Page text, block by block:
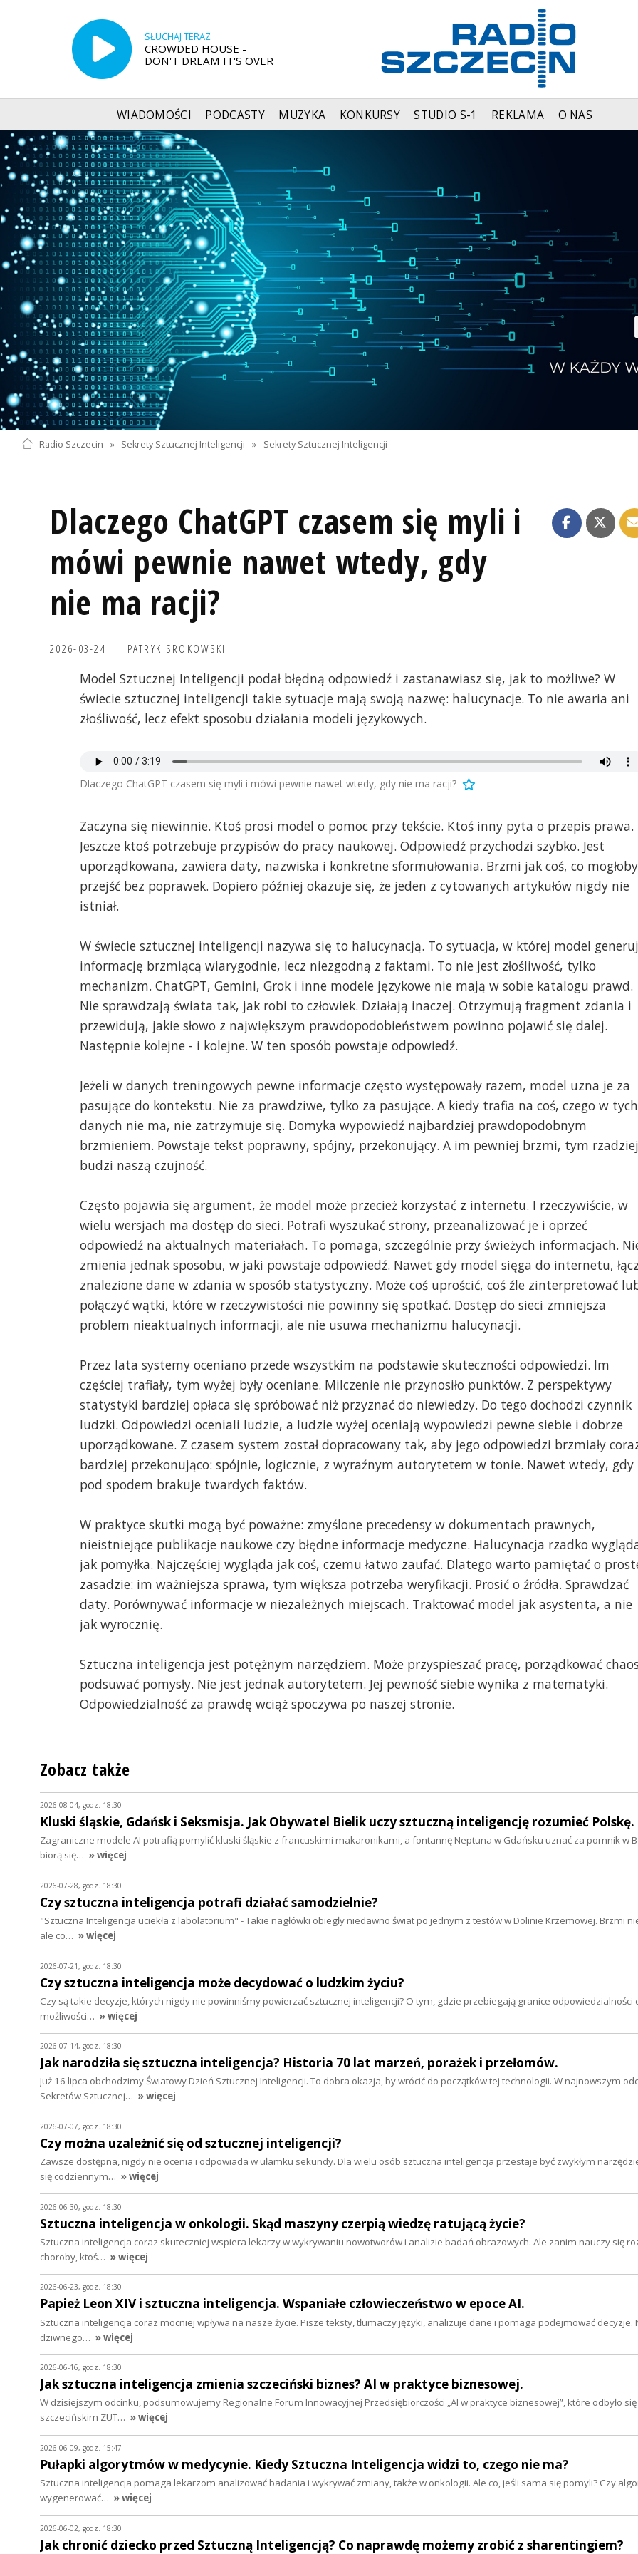
SŁUCHAJ TERAZ
CROWDED HOUSE -
DON'T DREAM IT'S OVER
WIADOMOŚCI PODCASTY MUZYKA KONKURSY STUDIO S-1 REKLAMA O NAS
Radio Szczecin » Sekrety Sztucznej Inteligencji » Sekrety Sztucznej Inteligencji
Dlaczego ChatGPT czasem się myli i
mówi pewnie nawet wtedy, gdy
nie ma racji?
2026-03-24 PATRYK SROKOWSKI
Model Sztucznej Inteligencji podał błędną odpowiedź i zastanawiasz się, jak to możliwe? W
świecie sztucznej inteligencji takie sytuacje mają swoją nazwę: halucynacje. To nie awaria ani
złośliwość, lecz efekt sposobu działania modeli językowych.
Dlaczego ChatGPT czasem się myli i mówi pewnie nawet wtedy, gdy nie ma racji?
Zaczyna się niewinnie. Ktoś prosi model o pomoc przy tekście. Ktoś inny pyta o przepis prawa.
Jeszcze ktoś potrzebuje przypisów do pracy naukowej. Odpowiedź przychodzi szybko. Jest
uporządkowana, zawiera daty, nazwiska i konkretne sformułowania. Brzmi jak coś, co mogłoby
przejść bez poprawek. Dopiero później okazuje się, że jeden z cytowanych artykułów nigdy nie
istniał.
W świecie sztucznej inteligencji nazywa się to halucynacją. To sytuacja, w której model
informację brzmiącą wiarygodnie, lecz niezgodną z faktami. To nie jest złośliwość, tylko
mechanizm. ChatGPT, Gemini, Grok i inne modele językowe nie mają w sobie katalogu prawd.
Nie sprawdzają świata tak, jak robi to człowiek. Działają inaczej. Otrzymują fragment zdania i
przewidują, jakie słowo z największym prawdopodobieństwem powinno pojawić się dalej.
Następnie kolejne - i kolejne. W ten sposób powstaje odpowiedź.
Jeżeli w danych treningowych pewne informacje często występowały razem, model uzna je za
pasujące do kontekstu. Nie za prawdziwe, tylko za pasujące. A kiedy trafia na coś, czego w tych
danych nie ma, nie zatrzymuje się. Domyka wypowiedź najbardziej prawdopodobnym
brzmieniem. Powstaje tekst poprawny, spójny, przekonujący. A im pewniej brzmi, tym rzadziej
budzi naszą czujność.
Często pojawia się argument, że model może przecież korzystać z internetu. I rzeczywiście, w
wielu wersjach ma dostęp do sieci. Potrafi wyszukać strony, przeanalizować je i oprzeć
odpowiedź na aktualnych materiałach. To pomaga, szczególnie przy świeżych informacjach.
zmienia jednak sposobu, w jaki powstaje odpowiedź. Nawet gdy model sięga do internetu,
znalezione dane w zdania w sposób statystyczny. Może coś uprościć, coś źle zinterpretować
połączyć wątki, które w rzeczywistości nie powinny się spotkać. Dostęp do sieci zmniejsza
problem nieaktualnych informacji, ale nie usuwa mechanizmu halucynacji.
Przez lata systemy oceniano przede wszystkim na podstawie skuteczności odpowiedzi. Im
częściej trafiały, tym wyżej były oceniane. Milczenie nie przynosiło punktów. Z perspektywy
statystyki bardziej opłaca się spróbować niż przyznać do niewiedzy. Do tego dochodzi czynnik
ludzki. Odpowiedzi oceniali ludzie, a ludzie wyżej oceniają wypowiedzi pewne siebie i dobrze
uporządkowane. Z czasem system został dopracowany tak, aby jego odpowiedzi brzmiały
bardziej przekonująco: spójnie, logicznie, z wyraźnym autorytetem w tonie. Nawet wtedy, gdy
pod spodem brakuje twardych faktów.
W praktyce skutki mogą być poważne: zmyślone precedensy w dokumentach prawnych,
nieistniejące publikacje naukowe czy błędne informacje medyczne. Halucynacja rzadko
jak pomyłka. Najczęściej wygląda jak coś, czemu łatwo zaufać. Dlatego warto pamiętać o
zasadzie: im ważniejsza sprawa, tym większa potrzeba weryfikacji. Prosić o źródła. Sprawdzać
daty. Porównywać informacje w niezależnych miejscach. Traktować model jak asystenta, a nie
jak wyrocznię.
Sztuczna inteligencja jest potężnym narzędziem. Może przyspieszać pracę, porządkować
podsuwać pomysły. Nie jest jednak autorytetem. Jej pewność siebie wynika z matematyki.
Odpowiedzialność za prawdę wciąż spoczywa po naszej stronie.
Zobacz także
2026-08-04, godz. 18:30
Kluski śląskie, Gdańsk i Seksmisja. Jak Obywatel Bielik uczy sztuczną inteligencję rozumieć Polskę.
Zagraniczne modele AI potrafią pomylić kluski śląskie z francuskimi makaronikami, a fontannę Neptuna w Gdańsku uznać za pomnik w
biorą się… » więcej
2026-07-28, godz. 18:30
Czy sztuczna inteligencja potrafi działać samodzielnie?
"Sztuczna Inteligencja uciekła z labolatorium" - Takie nagłówki obiegły niedawno świat po jednym z testów w Dolinie Krzemowej. Brzmi
ale co… » więcej
2026-07-21, godz. 18:30
Czy sztuczna inteligencja może decydować o ludzkim życiu?
Czy są takie decyzje, których nigdy nie powinniśmy powierzać sztucznej inteligencji? O tym, gdzie przebiegają granice odpowiedzialności
możliwości… » więcej
2026-07-14, godz. 18:30
Jak narodziła się sztuczna inteligencja? Historia 70 lat marzeń, porażek i przełomów.
Już 16 lipca obchodzimy Światowy Dzień Sztucznej Inteligencji. To dobra okazja, by wrócić do początków tej technologii. W najnowszym
Sekretów Sztucznej… » więcej
2026-07-07, godz. 18:30
Czy można uzależnić się od sztucznej inteligencji?
Zawsze dostępna, nigdy nie ocenia i odpowiada w ułamku sekundy. Dla wielu osób sztuczna inteligencja przestaje być zwykłym
się codziennym… » więcej
2026-06-30, godz. 18:30
Sztuczna inteligencja w onkologii. Skąd maszyny czerpią wiedzę ratującą życie?
Sztuczna inteligencja coraz skuteczniej wspiera lekarzy w wykrywaniu nowotworów i analizie badań obrazowych. Ale zanim nauczy się
choroby, ktoś… » więcej
2026-06-23, godz. 18:30
Papież Leon XIV i sztuczna inteligencja. Wspaniałe człowieczeństwo w epoce AI.
Sztuczna inteligencja coraz mocniej wpływa na nasze życie. Pisze teksty, tłumaczy języki, analizuje dane i pomaga podejmować decyzje.
dziwnego… » więcej
2026-06-16, godz. 18:30
Jak sztuczna inteligencja zmienia szczeciński biznes? AI w praktyce biznesowej.
W dzisiejszym odcinku, podsumowujemy Regionalne Forum Innowacyjnej Przedsiębiorczości „AI w praktyce biznesowej”, które odbyło
szczecińskim ZUT… » więcej
2026-06-09, godz. 15:47
Pułapki algorytmów w medycynie. Kiedy Sztuczna Inteligencja widzi to, czego nie ma?
Sztuczna inteligencja pomaga lekarzom analizować badania i wykrywać zmiany, także w onkologii. Ale co, jeśli sama się pomyli? Czy
wygenerować… » więcej
2026-06-02, godz. 18:30
Jak chronić dziecko przed Sztuczną Inteligencją? Co naprawdę możemy zrobić z sharentingiem?